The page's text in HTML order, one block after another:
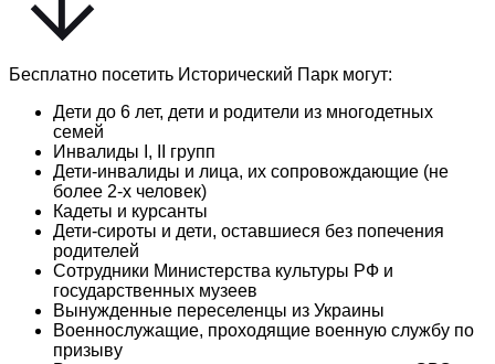
Бесплатно посетить Исторический Парк могут:
Дети до 6 лет, дети и родители из многодетных
семей
Инвалиды I, II групп
Дети-инвалиды и лица, их сопровождающие (не
более 2-х человек)
Кадеты и курсанты
Дети-сироты и дети, оставшиеся без попечения
родителей
Сотрудники Министерства культуры РФ и
государственных музеев
Вынужденные переселенцы из Украины
Военнослужащие, проходящие военную службу по
призыву